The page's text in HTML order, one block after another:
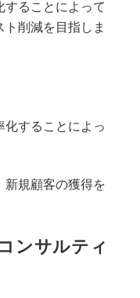
することによって
削減を目指しま
化することによっ
新規顧客の獲得を
ンサルティ